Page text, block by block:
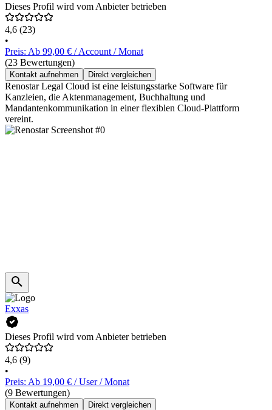
Dieses Profil wird vom Anbieter betrieben
4,6 (23)
•
Preis: Ab 99,00 € / Account / Monat
(23 Bewertungen)
Kontakt aufnehmen Direkt vergleichen
Renostar Legal Cloud ist eine leistungsstarke Software für
Kanzleien, die Aktenmanagement, Buchhaltung und
Mandantenkommunikation in einer flexiblen Cloud-Plattform
vereint.
Exxas
Dieses Profil wird vom Anbieter betrieben
4,6 (9)
•
Preis: Ab 19,00 € / User / Monat
(9 Bewertungen)
Kontakt aufnehmen Direkt vergleichen